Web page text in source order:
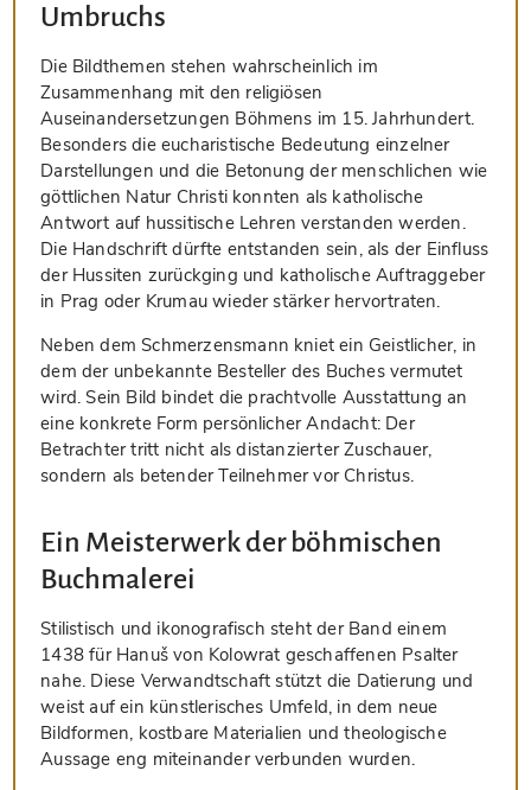
Umbruchs
Die Bildthemen stehen wahrscheinlich im
Zusammenhang mit den religiösen
Auseinandersetzungen Böhmens im 15. Jahrhundert.
Besonders die eucharistische Bedeutung einzelner
Darstellungen und die Betonung der menschlichen wie
göttlichen Natur Christi konnten als katholische
Antwort auf hussitische Lehren verstanden werden.
Die Handschrift dürfte entstanden sein, als der Einfluss
der Hussiten zurückging und katholische Auftraggeber
in Prag oder Krumau wieder stärker hervortraten.
Neben dem Schmerzensmann kniet ein Geistlicher, in
dem der unbekannte Besteller des Buches vermutet
wird. Sein Bild bindet die prachtvolle Ausstattung an
eine konkrete Form persönlicher Andacht: Der
Betrachter tritt nicht als distanzierter Zuschauer,
sondern als betender Teilnehmer vor Christus.
Ein Meisterwerk der böhmischen
Buchmalerei
Stilistisch und ikonografisch steht der Band einem
1438 für Hanuš von Kolowrat geschaffenen Psalter
nahe. Diese Verwandtschaft stützt die Datierung und
weist auf ein künstlerisches Umfeld, in dem neue
Bildformen, kostbare Materialien und theologische
Aussage eng miteinander verbunden wurden.